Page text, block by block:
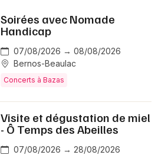
Soirées avec Nomade
Handicap
07/08/2026 → 08/08/2026
Bernos-Beaulac
Concerts à Bazas
Visite et dégustation de miel
- Ô Temps des Abeilles
07/08/2026 → 28/08/2026